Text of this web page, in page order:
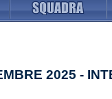
2025 -